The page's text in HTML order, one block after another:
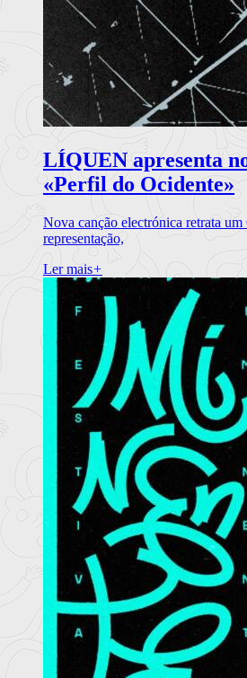
LÍQUEN apresenta
«Perfil do Ocidente»
Nova canção electrónica retrata
representação,
Ler mais+